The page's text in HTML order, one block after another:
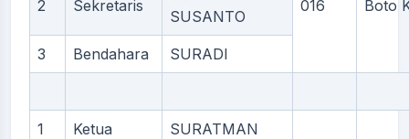
016 Boto
2 Sekretaris
SUSANTO
3 Bendahara SURADI
1 Ketua SURATMAN